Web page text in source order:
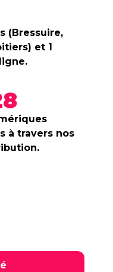
(Bressuire,
et 1
à travers nos